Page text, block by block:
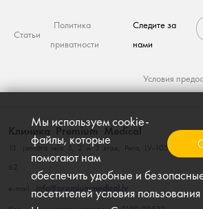
Мы используем cookie-
файлы, которые
помогают нам
обеспечить удобные и
посетителей условия
Статьи
Политика
приватности
Следите за
нами
Условия
Клиника Premium Medical
13. janvāra iela 3, 2 и 3 этаж, Рига, LV-1050, тел.
62
e-mail: info@premiummedical.lv